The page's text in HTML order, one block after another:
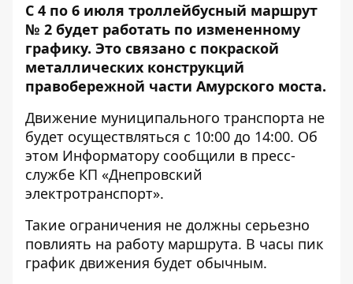
С 4 по 6 июля троллейбусный маршрут
№ 2 будет работать по измененному
графику. Это связано с покраской
металлических конструкций
правобережной части Амурского моста.
Движение муниципального транспорта не
будет осуществляться с 10:00 до 14:00. Об
этом Информатору сообщили в пресс-
службе КП «Днепровский
электротранспорт».
Такие ограничения не должны серьезно
повлиять на работу маршрута. В часы пик
график движения будет обычным.